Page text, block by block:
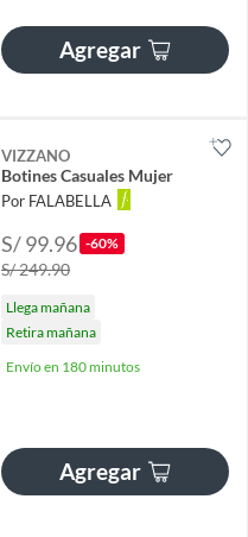
Agregar
VIZZANO
Botines Casuales Mujer
Por FALABELLA
S/ 99.96 -60%
S/ 249.90
Llega mañana
Retira mañana
Envío en 180 minutos
Agregar